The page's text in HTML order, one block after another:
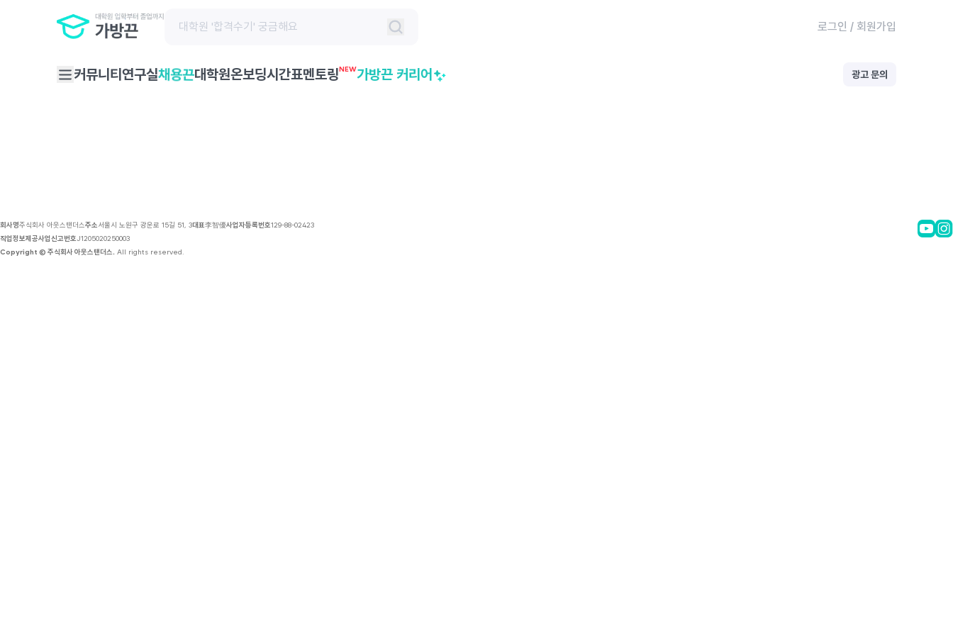
로그인 / 회원가입
커뮤니티 연구실채용끈대학원온보딩시간표멘토링NEW가방끈 커리어 광고 문의
회사명주식회사 아웃스탠더스주소서울시 노원구 광운로 15길 51, 3대표李智優사업자등록번호129-88-02423
직업정보제공사업신고번호J1205020250003
Copyright © 주식회사 아웃스탠더스. All rights reserved.